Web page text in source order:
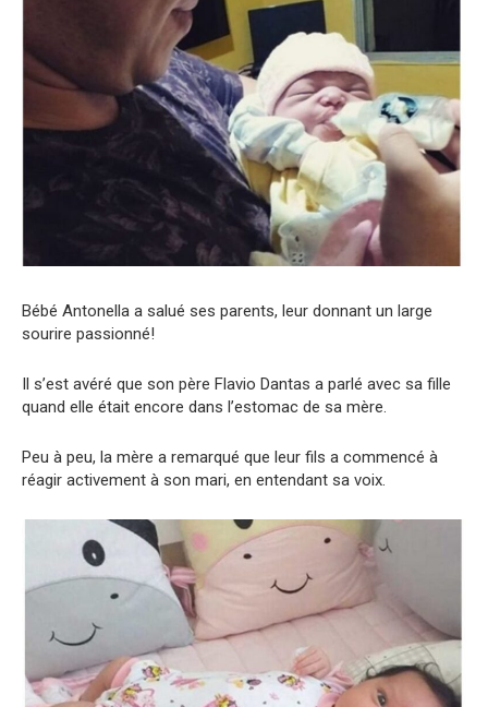
Bébé Antonella a salué ses parents, leur donnant un large
sourire passionné!
Il s’est avéré que son père Flavio Dantas a parlé avec sa fille
quand elle était encore dans l’estomac de sa mère.
Peu à peu, la mère a remarqué que leur fils a commencé à
réagir activement à son mari, en entendant sa voix.